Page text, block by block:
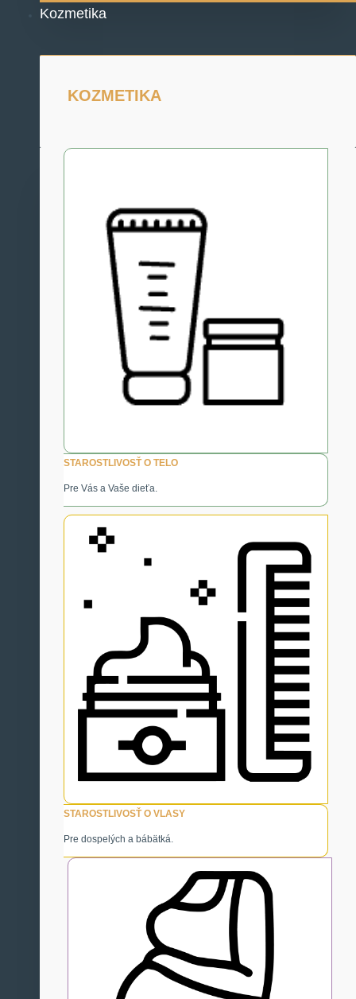
Kozmetika
KOZMETIKA
STAROSTLIVOSŤ O TELO
Pre Vás a Vaše dieťa.
STAROSTLIVOSŤ O VLASY
Pre dospelých a bábätká.